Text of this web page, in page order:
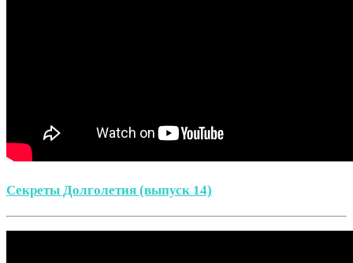
Секреты Долголетия (выпуск 14)